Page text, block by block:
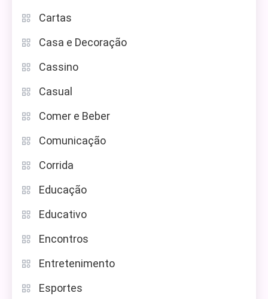
Cartas
Casa e Decoração
Cassino
Casual
Comer e Beber
Comunicação
Corrida
Educação
Educativo
Encontros
Entretenimento
Esportes